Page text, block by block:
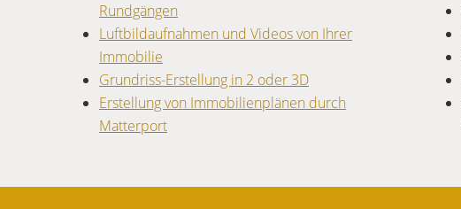
Rundgängen
Luftbildaufnahmen und Videos von Ihrer
Immobilie
Grundriss-Erstellung in 2 oder 3D
Erstellung von Immobilienplänen durch
Matterport